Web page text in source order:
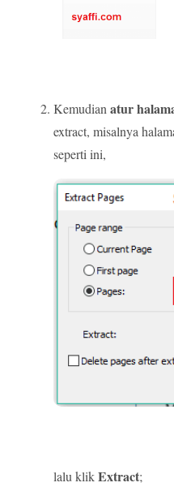
Kemudianatur
extract, misalnya
seperti ini,
lalu klikExtract;